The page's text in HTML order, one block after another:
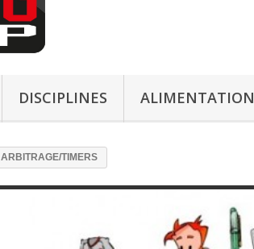
DISCIPLINES ALIMENTATION
ARBITRAGE/TIMERS